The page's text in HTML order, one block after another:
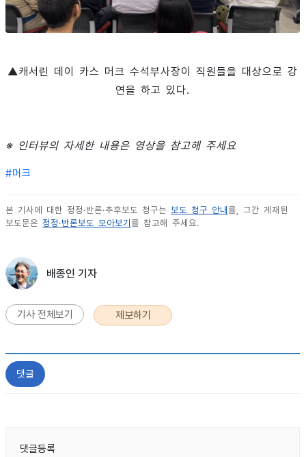
▲캐서린 데이 카스 머크 수석부사장이 직원들을 대상으로 강
연을 하고 있다.
※ 인터뷰의 자세한 내용은 영상을 참고해 주세요
#머크
본 기사에 대한 정정·반론·추후보도 청구는 보도 청구 안내 를, 그간 게재된
보도문은 정정·반론보도 모아보기 를 참고해 주세요.
배종인 기자
기사 전체보기 제보하기
댓글
댓글등록